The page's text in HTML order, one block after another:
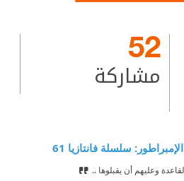
52
مشاركة
سلسلة فانتازيا 61
وعليهم أن يقبلوها ..